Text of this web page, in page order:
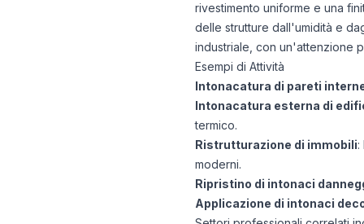
rivestimento uniforme e una
delle strutture dall'umidità e
industriale, con un'attenzione
Esempi di Attività
Intonacatura di pareti
Intonacatura esterna di
termico.
Ristrutturazione di immobili:
moderni.
Ripristino di intonaci
Applicazione di intonaci